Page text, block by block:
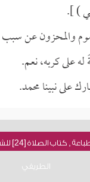
) ].
والمحزون عن
له على كربه، نعم.
على نبينا محمد.
نسخة
الطريفي